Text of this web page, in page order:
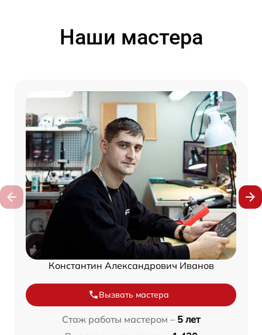
Наши мастера
Константин Александрович Иванов
Вызвать мастера
Стаж работы мастером – 5 лет